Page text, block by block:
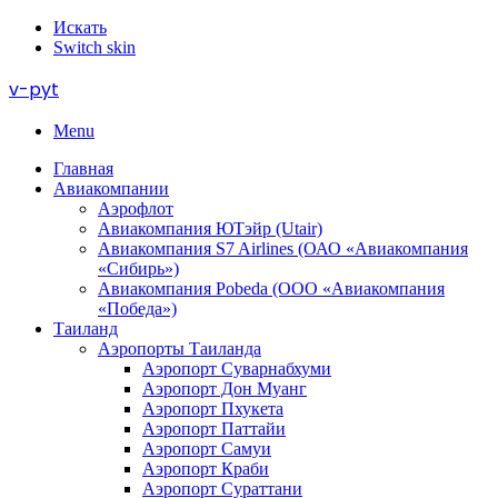
Искать
Switch skin
v-pyt
Menu
Главная
Авиакомпании
Аэрофлот
Авиакомпания ЮТэйр (Utair)
Авиакомпания S7 Airlines (ОАО «Авиакомпания
«Сибирь»)
Авиакомпания Pobeda (ООО «Авиакомпания
«Победа»)
Таиланд
Аэропорты Таиланда
Аэропорт Суварнабхуми
Аэропорт Дон Муанг
Аэропорт Пхукета
Аэропорт Паттайи
Аэропорт Самуи
Аэропорт Краби
Аэропорт Сураттани